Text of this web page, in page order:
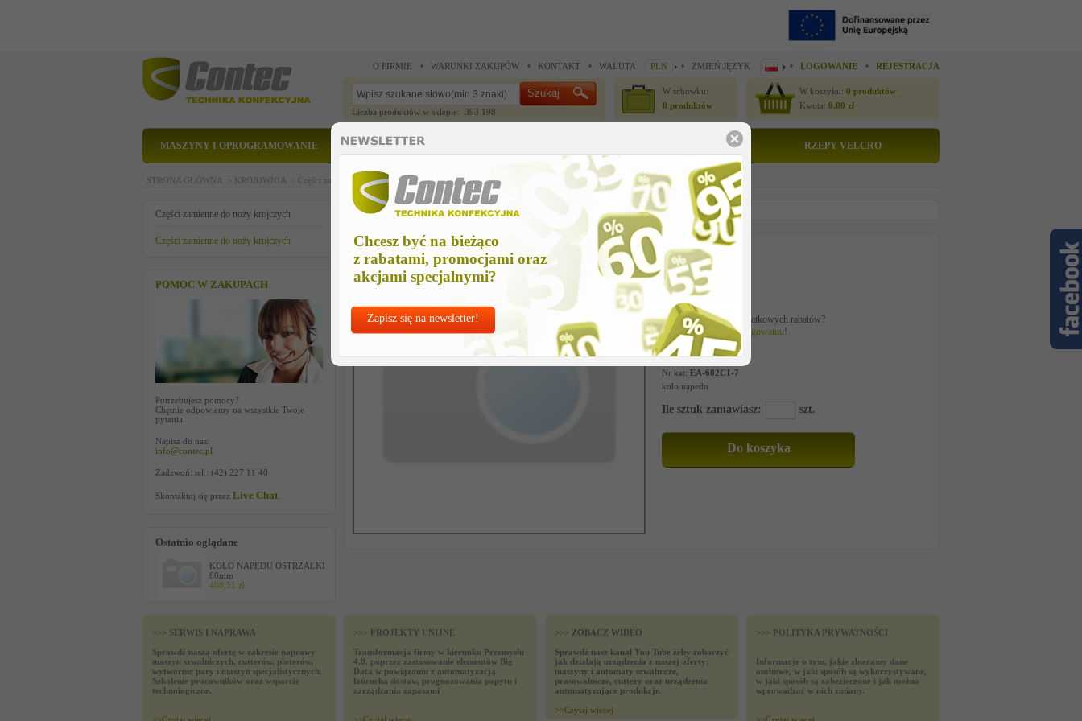
Chcesz być na bieżąco
z rabatami, promocjami oraz
akcjami specjalnymi?
Zapisz się na newsletter!
O FIRMIE WARUNKI ZAKUPÓW KONTAKT WALUTA PLN ZMIEŃ JĘZYK LOGOWANIE REJESTRACJA
Liczba produktów w sklepie: 393 198
W schowku:
0 produktów
W koszyku: 0 produktów
Kwota: 0,00 zł
MASZYNY I OPROGRAMOWANIE CZĘŚCI ZAMIENNE RZEPY VELCRO
STRONA GŁÓWNA > KROJOWNIA > Części zamienne do noży krojczych >Części zamienne do noży krojczych > KOŁO NAPĘDU OSTRZAŁKI 60mm
Części zamienne do noży krojczych
Części zamienne do noży krojczych
POMOC W ZAKUPACH
Potrzebujesz pomocy?
Chętnie odpowiemy na wszystkie Twoje
pytania.
Napisz do nas:
info@contec.pl
Zadzwoń: tel.: (42) 227 11 40
Skontaktuj się przez Live Chat
Ostatnio oglądane
KOŁO NAPĘDU OSTRZAŁKI
60mm
408,51 zł
KOŁO NAPĘDU OSTRZAŁKI 60mm
Cena netto
408,51 zł
Chcesz korzystać z dodatkowych rabatów?
Najlepszeceny pozalogowaniu!
Nr kat: EA-602C1-7
kolo napedu
Ile sztuk zamawiasz: szt.
>>> SERWIS I NAPRAWA
Sprawdź naszą ofertę w zakresie naprawy
maszyn szwalniczych, cutterów, ploterów,
wytwornic pary i maszyn specjalistycznych.
Szkolenie pracowników oraz wsparcie
technologiczne.
>>> PROJEKTY UNIJNE
Transformacja firmy w kierunku Przemysłu
4.0. poprzez zastosowanie elementów Big
Data w powiązaniu z automatyzacją
łańcucha dostaw, prognozowania popytu i
zarządzania zapasami
>>> ZOBACZ WIDEO
Sprawdź nasz kanał You Tube żeby zobaczyć
jak działają urządzenia z naszej oferty:
maszyny i automaty szwalnicze,
prasowalnicze, cuttery oraz urządzenia
automatyzujące produkcje.
>>Czytaj wiecej
>>> POLITYKA PRYWATNOŚCI
Informacje o tym, jakie zbieramy dane
osobowe, w jaki sposób są wykorzystywane,
w jaki sposób są zabezieczone i jak można
wprowadzać w nich zmiany.